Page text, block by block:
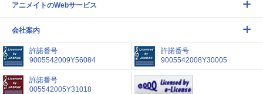
アニメイトのWebサービス
会社案内
許諾番号
9005542009Y56084
許諾番号
9005542008Y30005
許諾番号
005542005Y31018